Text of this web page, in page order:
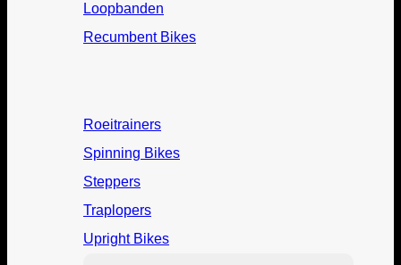
Loopbanden
Recumbent Bikes
Roeitrainers
Spinning Bikes
Steppers
Traplopers
Upright Bikes